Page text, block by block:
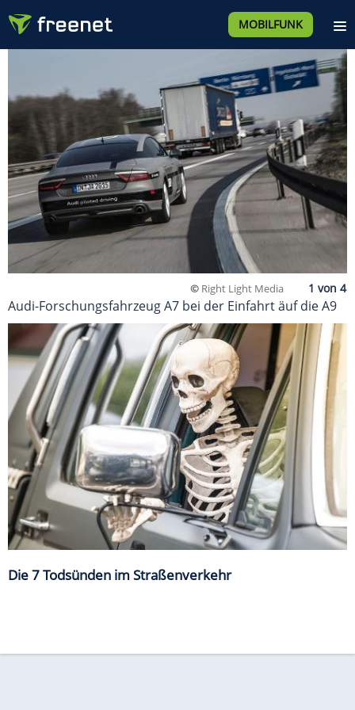
MOBILFUNK
© Right Light Media
Audi-Forschungsfahrzeug A7 bei der Einfahrt äuf die A9
Die 7 Todsünden im Straßenverkehr